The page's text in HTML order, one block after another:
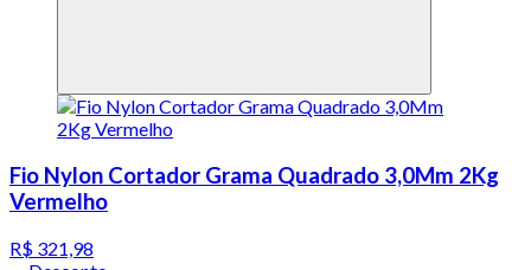
Fio Nylon Cortador Grama Quadrado 3,0Mm 2Kg
Vermelho
R$ 321,98